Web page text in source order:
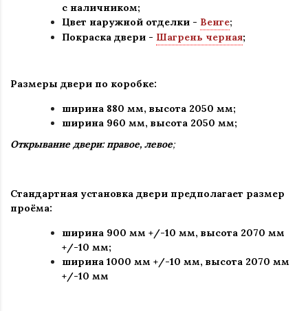
с наличником;
Цвет наружной отделки - Венге;
Покраска двери - Шагрень черная;
Размеры двери по коробке:
ширина 880 мм, высота 2050 мм;
ширина 960 мм, высота 2050 мм;
Открывание двери: правое, левое;
Стандартная установка двери предполагает размер
проёма:
ширина 900 мм +/-10 мм, высота 2070 мм
+/-10 мм;
ширина 1000 мм +/-10 мм, высота 2070 мм
+/-10 мм